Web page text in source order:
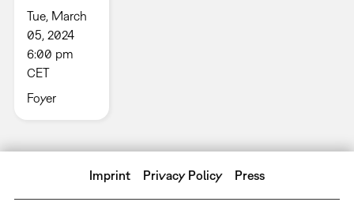
Tue, March
05, 2024
6:00 pm
CET
Foyer
Imprint Privacy Policy Press